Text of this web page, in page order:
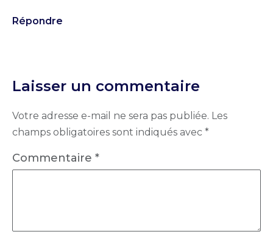
Répondre
Laisser un commentaire
Votre adresse e-mail ne sera pas publiée. Les
champs obligatoires sont indiqués avec *
Commentaire *